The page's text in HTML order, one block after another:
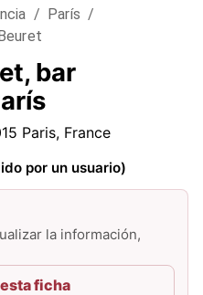
/ París /
bar
Paris, France
por un usuario)
la información,
ficha